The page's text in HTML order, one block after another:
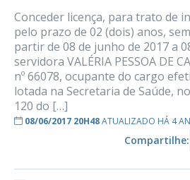
Conceder licença, para trato de
pelo prazo de 02 (dois) anos,
partir de 08 de junho de 2017 a
servidora VALÉRIA PESSOA DE
nº 66078, ocupante do cargo
lotada na Secretaria de Saúde,
120 do […]
08/06/2017 20H48ATUALIZADO HÁ 4
Compartilhe: